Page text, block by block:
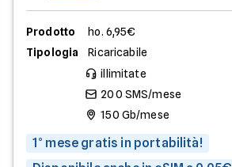
Prodotto
ho. 6,95€
Tipologia
Ricaricabile
illimitate
200 SMS/mese
150 Gb/mese
1° mese gratis in portabilità!